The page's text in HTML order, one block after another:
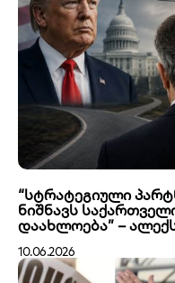
“სტრატეგიული
ნიშნავს
დაახლოება” –
10.06.2026